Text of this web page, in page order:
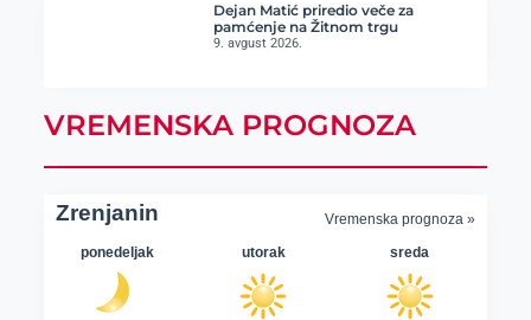
Dejan Matić priredio veče za
pamćenje na Žitnom trgu
9. avgust 2026.
VREMENSKA PROGNOZA